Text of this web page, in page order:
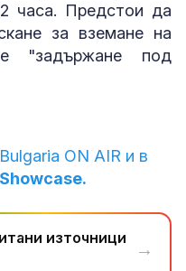
часа. Предстои да
за вземане на
"задържане под
ON AIR и в
източници
→